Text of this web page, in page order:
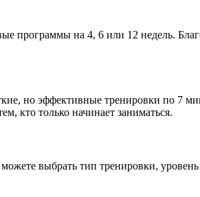
программы на 4, 6 или 12 недель.
но эффективные тренировки по 7
кто только начинает заниматься.
выбрать тип тренировки,